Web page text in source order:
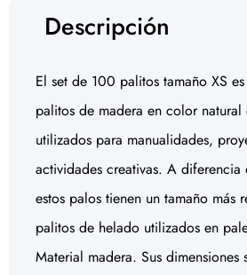
Descripción
El set de 100 palitos tamaño XS
palitos de madera en color natural
utilizados para manualidades,
actividades creativas. A
estos palos tienen un tamaño más
palitos de helado utilizados en
Material madera. Sus dimensiones